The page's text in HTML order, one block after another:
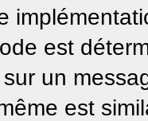
est
un
est